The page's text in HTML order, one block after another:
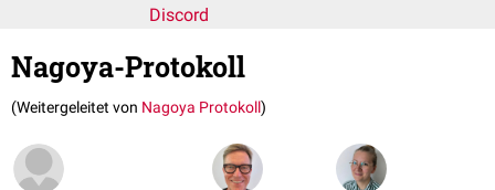
Discord
Nagoya-Protokoll
(Weitergeleitet von Nagoya Protokoll)